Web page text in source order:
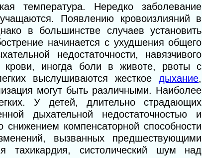
температура. Нередко заболевание
Появлению кровоизлияний в
в большинстве случаев установить
начинается с ухудшения общего
недостаточности, навязчивого
иногда боли в животе, рвоты с
выслушиваются жесткоедыхание,
могут быть различными. Наиболее
У детей, длительно страдающих
дыхательной недостаточностью и
компенсаторной способности
вызванных предшествующими
тахикардия, систолический шум над